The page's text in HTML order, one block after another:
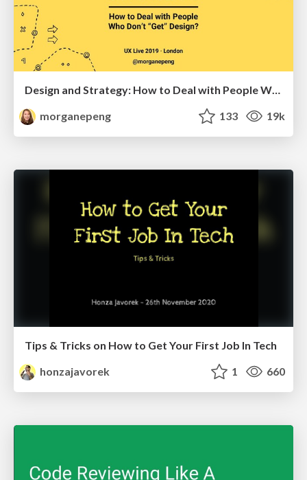
morganepeng
133 19k
Tips & Tricks on How to Get Your First Job In Tech
honzajavorek
1 660